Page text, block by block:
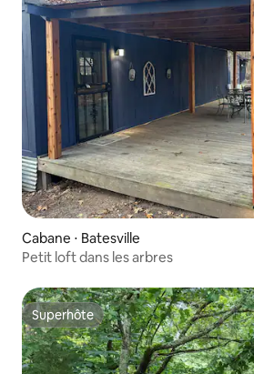
Cabane ⋅ Batesville
Petit loft dans les arbres
Superhôte
Superhôte